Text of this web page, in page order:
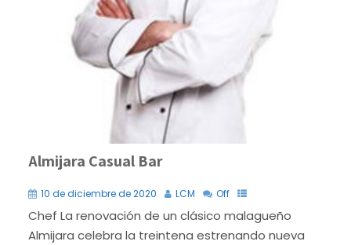
Almijara Casual Bar
10 de diciembre de 2020 LCM Off
Chef La renovación de un clásico malagueño
Almijara celebra la treintena estrenando nueva